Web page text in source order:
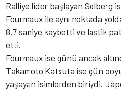
Ralliye lider başlayan Solberg
Fourmaux ile aynı noktada
8.7 saniye kaybetti ve lastik
etti.
Fourmaux ise günü ancak
Takamoto Katsuta ise gün
yaşayan isimlerden biriydi.